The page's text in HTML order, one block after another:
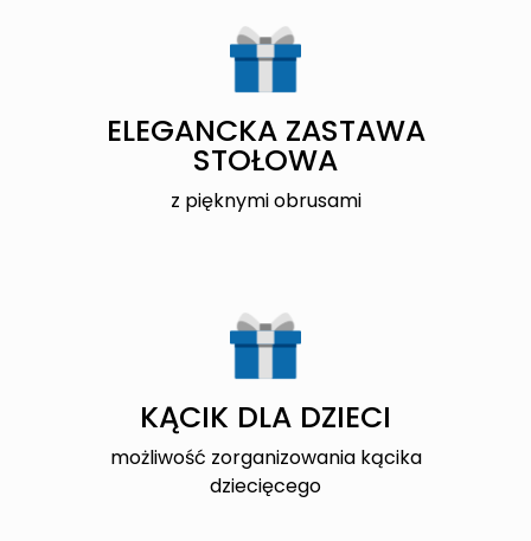
ELEGANCKA ZASTAWA
STOŁOWA
z pięknymi obrusami
KĄCIK DLA DZIECI
możliwość zorganizowania kącika
dziecięcego